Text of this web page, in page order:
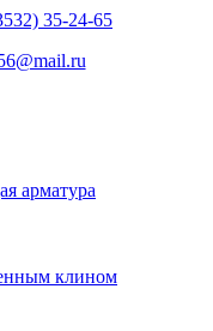
35-24-65
арматура
клином